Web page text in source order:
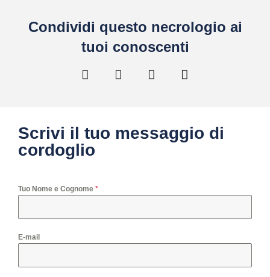
Condividi questo necrologio ai
tuoi conoscenti
Scrivi il tuo messaggio di
cordoglio
Tuo Nome e Cognome *
E-mail